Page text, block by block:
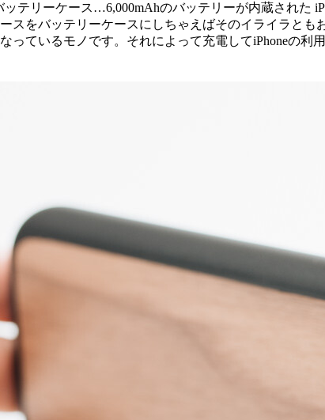
テリーケース…6,000mAhのバッテリーが内蔵された
スをバッテリーケースにしちゃえばそのイライラと
ているモノです。それによって充電してiPhoneの利